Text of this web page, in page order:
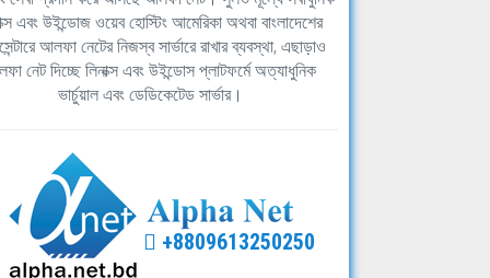
এবং উইন্ডোজ ওয়েব হোস্টিং আমেরিকা অথবা বাংলাদেশের
আলফা নেটের নিজস্ব সার্ভারে রাখার ব্যবস্থা, এছাড়াও
নেট দিচ্ছে লিনাক্স এবং উইন্ডোস প্লাটফর্মে অত্যাধুনিক
ভার্চুয়াল এবং ডেডিকেটেড সার্ভার।
+8809613250250